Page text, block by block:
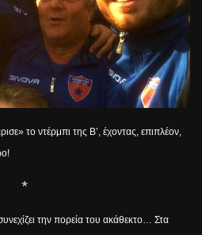
το ντέρμπι της Β’, έχοντας, επιπλέον,
*
την πορεία του ακάθεκτο… Στα